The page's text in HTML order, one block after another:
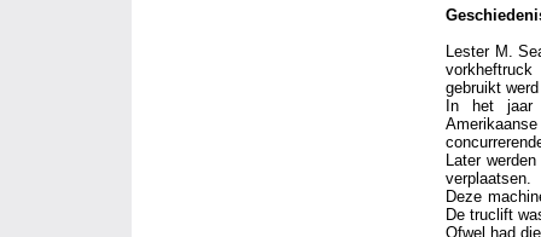
Lester M.
gebruikt
In het jaar
Later
verplaatsen.
Deze
De truclift
Ofwel had